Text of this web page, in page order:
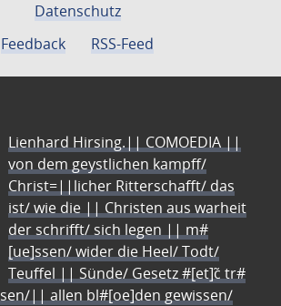
Datenschutz
Feedback
RSS-Feed
Lienhard Hirsing.|| COMOEDIA ||
von dem geystlichen kampff/
Christ=||licher Ritterschafft/ das
ist/ wie die || Christen aus warheit
der schrifft/ sich legen || m#
[ue]ssen/ wider die Heel/ Todt/
Teuffel || Sünde/ Gesetz #[et]c̃ tr#
|| allen bl#[oe]den gewissen/